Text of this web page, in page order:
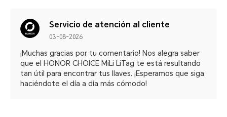
Servicio de atención al cliente
03-08-2026
¡Muchas gracias por tu comentario! Nos alegra saber
que el HONOR CHOICE MiLi LiTag te está resultando
tan útil para encontrar tus llaves. ¡Esperamos que siga
haciéndote el día a día más cómodo!